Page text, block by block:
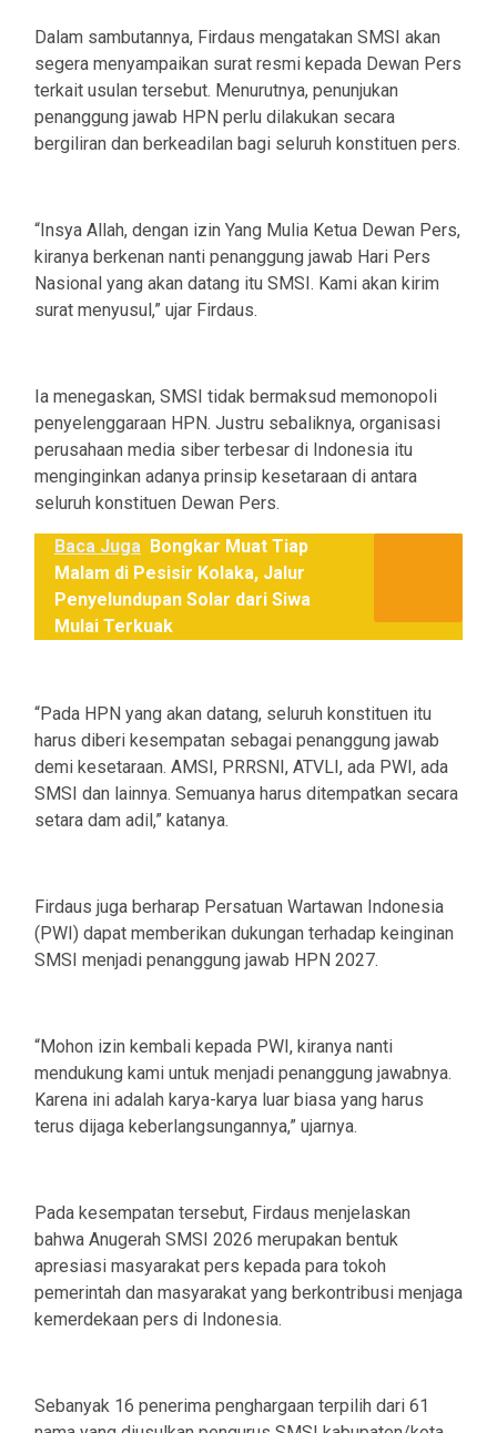
Dalam sambutannya, Firdaus mengatakan SMSI akan
segera menyampaikan surat resmi kepada Dewan Pers
terkait usulan tersebut. Menurutnya, penunjukan
penanggung jawab HPN perlu dilakukan secara
bergiliran dan berkeadilan bagi seluruh konstituen pers.
“Insya Allah, dengan izin Yang Mulia Ketua Dewan Pers,
kiranya berkenan nanti penanggung jawab Hari Pers
Nasional yang akan datang itu SMSI. Kami akan kirim
surat menyusul,” ujar Firdaus.
Ia menegaskan, SMSI tidak bermaksud memonopoli
penyelenggaraan HPN. Justru sebaliknya, organisasi
perusahaan media siber terbesar di Indonesia itu
menginginkan adanya prinsip kesetaraan di antara
seluruh konstituen Dewan Pers.
Baca Juga Bongkar Muat Tiap
Malam di Pesisir Kolaka, Jalur
Penyelundupan Solar dari Siwa
Mulai Terkuak
“Pada HPN yang akan datang, seluruh konstituen itu
harus diberi kesempatan sebagai penanggung jawab
demi kesetaraan. AMSI, PRRSNI, ATVLI, ada PWI, ada
SMSI dan lainnya. Semuanya harus ditempatkan secara
setara dam adil,” katanya.
Firdaus juga berharap Persatuan Wartawan Indonesia
(PWI) dapat memberikan dukungan terhadap keinginan
SMSI menjadi penanggung jawab HPN 2027.
“Mohon izin kembali kepada PWI, kiranya nanti
mendukung kami untuk menjadi penanggung jawabnya.
Karena ini adalah karya-karya luar biasa yang harus
terus dijaga keberlangsungannya,” ujarnya.
Pada kesempatan tersebut, Firdaus menjelaskan
bahwa Anugerah SMSI 2026 merupakan bentuk
apresiasi masyarakat pers kepada para tokoh
pemerintah dan masyarakat yang berkontribusi menjaga
kemerdekaan pers di Indonesia.
Sebanyak 16 penerima penghargaan terpilih dari 61